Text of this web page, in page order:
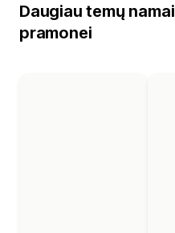
Daugiau temų namai
pramonei